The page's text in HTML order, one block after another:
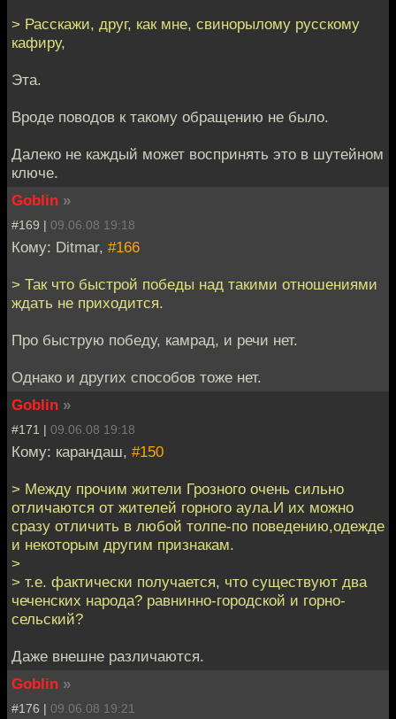
> Расскажи, друг, как мне, свинорылому русскому
кафиру,
Эта.
Вроде поводов к такому обращению не было.
Далеко не каждый может воспринять это в шутейном
ключе.
Goblin »
#169 | 09.06.08 19:18
Кому: Ditmar, #166
> Так что быстрой победы над такими отношениями
ждать не приходится.
Про быструю победу, камрад, и речи нет.
Однако и других способов тоже нет.
Goblin »
#171 | 09.06.08 19:18
Кому: карандаш, #150
> Между прочим жители Грозного очень сильно
отличаются от жителей горного аула.И их можно
сразу отличить в любой толпе-по поведению,одежде
и некоторым другим признакам.
>
> т.е. фактически получается, что существуют два
чеченских народа? равнинно-городской и горно-
сельский?
Даже внешне различаются.
Goblin »
#176 | 09.06.08 19:21